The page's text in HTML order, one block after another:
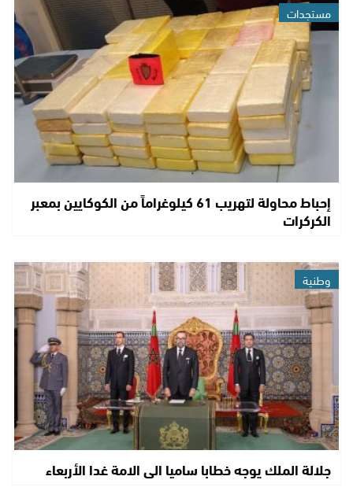
مستجدات
إحباط محاولة لتهريب 61 كيلوغراماً من الكوكايين بمعبر
الكركرات
وطنية
جلالة الملك يوجه خطابا ساميا الى الامة غدا الأربعاء